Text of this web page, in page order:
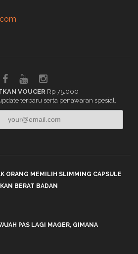
VOUCER Rp 75.000
terbaru serta penawaran spesial.
ORANG MEMILIH SLIMMING CAPSULE
BERAT BADAN
PAS LAGI MAGER, GIMANA